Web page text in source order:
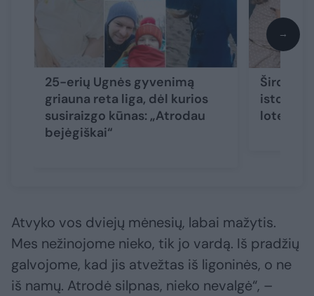
25-erių Ugnės gyvenimą
griauna reta liga, dėl kurios
susiraizgo kūnas: „Atrodau
bejėgiškai“
Širdį
istorija:
loterijos
→
Atvyko vos dviejų mėnesių, labai mažytis.
Mes nežinojome nieko, tik jo vardą. Iš pradžių
galvojome, kad jis atvežtas iš ligoninės, o ne
iš namų. Atrodė silpnas, nieko nevalgė“, –